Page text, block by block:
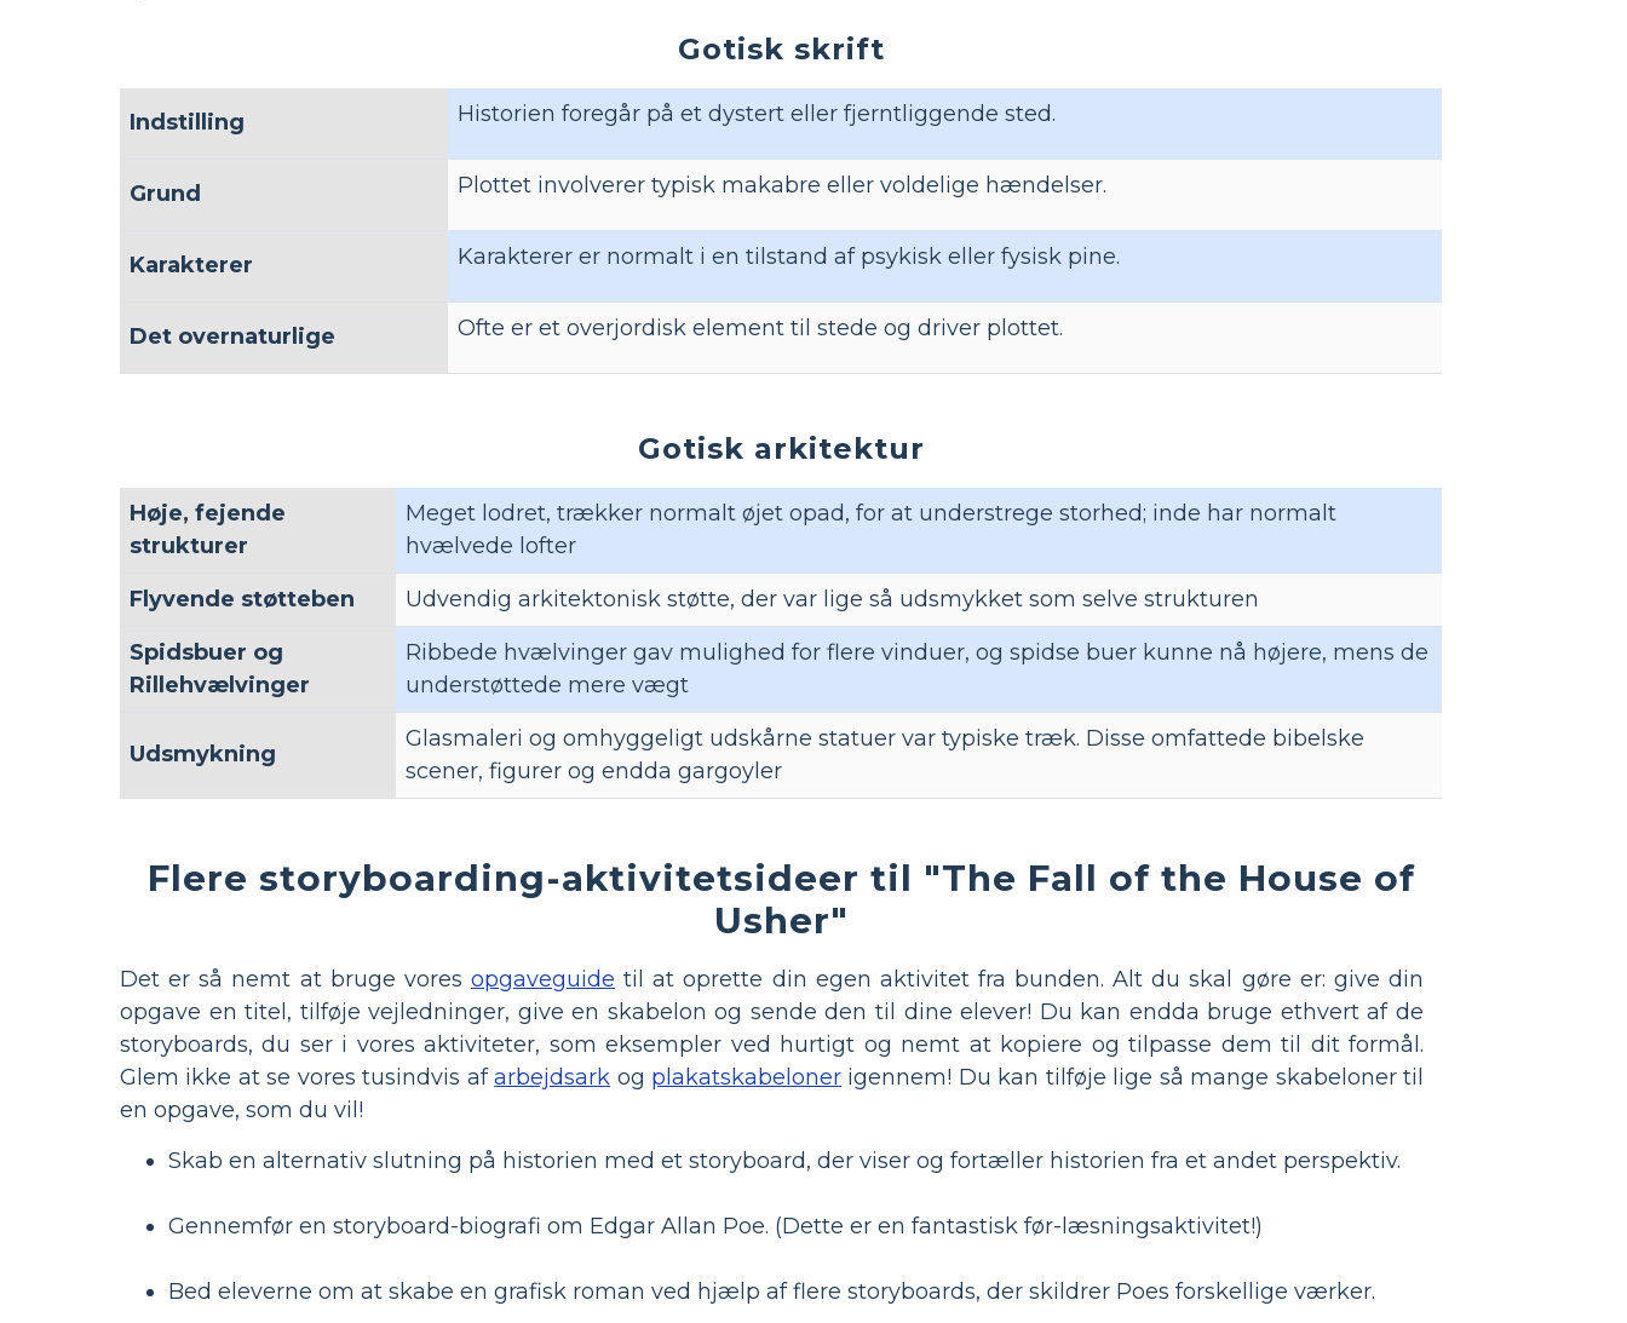
Gotisk skrift
Indstilling Historien foregår på et dystert eller fjerntliggende sted.
Grund Plottet involverer typisk makabre eller voldelige hændelser.
Karakterer Karakterer er normalt i en tilstand af psykisk eller fysisk pine.
Det overnaturlige Ofte er et overjordisk element til stede og driver plottet.
Gotisk arkitektur
Høje, fejende
strukturer
Meget lodret, trækker normalt øjet opad, for at understrege storhed; inde har normalt
hvælvede lofter
Flyvende støtteben
Udvendig arkitektonisk støtte, der var lige så udsmykket som selve strukturen
Spidsbuer og
Rillehvælvinger
Ribbede hvælvinger gav mulighed for flere vinduer, og spidse buer kunne nå højere, mens de
understøttede mere vægt
Udsmykning
Glasmaleri og omhyggeligt udskårne statuer var typiske træk. Disse omfattede bibelske
scener, figurer og endda gargoyler
Flere storyboarding-aktivitetsideer til "The Fall of the House of
Usher"
Det er så nemt at bruge vores opgaveguide til at oprette din egen aktivitet fra bunden. Alt du skal gøre er: give din
opgave en titel, tilføje vejledninger, give en skabelon og sende den til dine elever! Du kan endda bruge ethvert af de
storyboards, du ser i vores aktiviteter, som eksempler ved hurtigt og nemt at kopiere og tilpasse dem til dit formål.
Glem ikke at se vores tusindvis afarbejdsark og plakatskabeloner igennem! Du kan tilføje lige så mange skabeloner til
en opgave, som du vil!
Skab en alternativ slutning på historien med et storyboard, der viser og fortæller historien fra et andet perspektiv.
Gennemfør en storyboard-biografi om Edgar Allan Poe. (Dette er en fantastisk før-læsningsaktivitet!)
Bed eleverne om at skabe en grafisk roman ved hjælp af flere storyboards, der skildrer Poes forskellige værker.